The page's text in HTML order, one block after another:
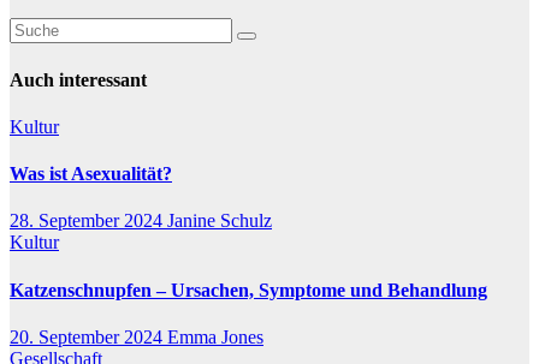
Auch interessant
Kultur
Was ist Asexualität?
28. September 2024 Janine Schulz
Kultur
Katzenschnupfen – Ursachen, Symptome und Behandlung
20. September 2024 Emma Jones
Gesellschaft